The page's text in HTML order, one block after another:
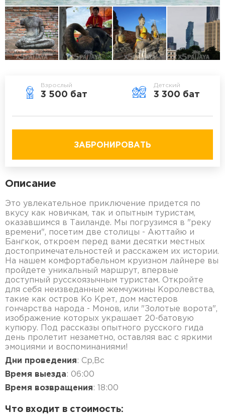
Взрослый
3 500 бат
Детский
3 300 бат
ЗАБРОНИРОВАТЬ
Описание
Это увлекательное приключение придется по
вкусу как новичкам, так и опытным туристам,
оказавшимся в Таиланде. Мы погрузимся в "реку
времени", посетим две столицы - Аюттайю и
Бангкок, откроем перед вами десятки местных
достопримечательностей и расскажем их истории.
На нашем комфортабельном круизном лайнере вы
пройдете уникальный маршрут, впервые
доступный русскоязычным туристам. Откройте
для себя неизведанные жемчужины Королевства,
такие как остров Ко Крет, дом мастеров
гончарства народа - Монов, или "Золотые ворота",
изображение которых украшает 20-батовую
купюру. Под рассказы опытного русского гида
день пролетит незаметно, оставляя вас с яркими
эмоциями и воспоминаниями!
Дни проведения: Ср,Вс
Время выезда: 06:00
Время возвращения: 18:00
Что входит в стоимость: